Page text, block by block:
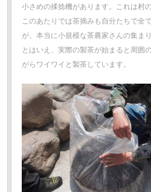
小さめの揉捻機があります。これは村
このあたりでは茶摘みも自分たちで全
が、本当に小規模な茶農家さんの集ま
とはいえ、実際の製茶が始まると周囲
がらワイワイと製茶しています。